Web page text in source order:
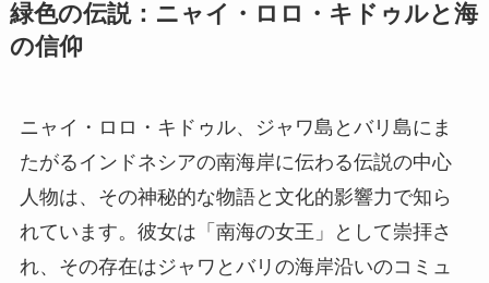
緑色の伝説：ニャイ・ロロ・キドゥルと海
の信仰
ニャイ・ロロ・キドゥル、ジャワ島とバリ島にま
たがるインドネシアの南海岸に伝わる伝説の中心
人物は、その神秘的な物語と文化的影響力で知ら
れています。彼女は「南海の女王」として崇拝さ
れ、その存在はジャワとバリの海岸沿いのコミュ